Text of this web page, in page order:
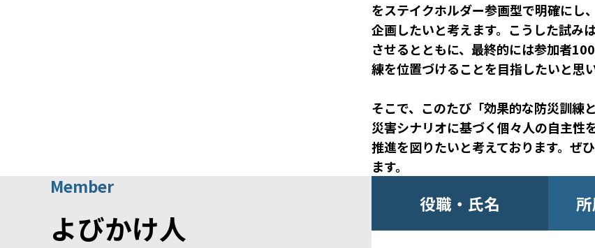
をステイクホルダー参画型で明確にし
企画したいと考えます。こうした試み
させるとともに、最終的には参加者
練を位置づけることを目指したいと思い
そこで、このたび「効果的な防災訓練
災害シナリオに基づく個々人の自主性
推進を図りたいと考えております。ぜ
ます。
Member
よびかけ人
役職・氏名